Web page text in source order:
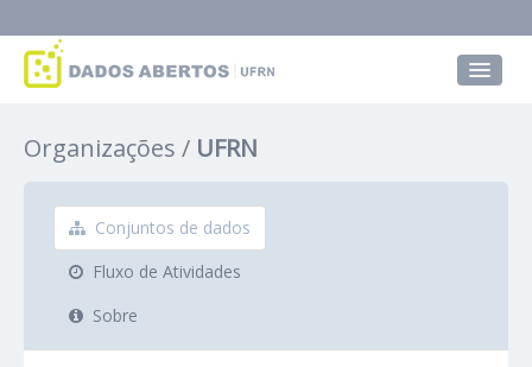
Grupos
Sobre
Organizações UFRN
Conjuntos de dados
Fluxo de Atividades
Sobre